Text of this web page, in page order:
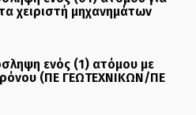
χειριστή μηχανημάτων
ενός (1) ατόμου με
(ΠΕ ΓΕΩΤΕΧΝΙΚΩΝ/ΠΕ